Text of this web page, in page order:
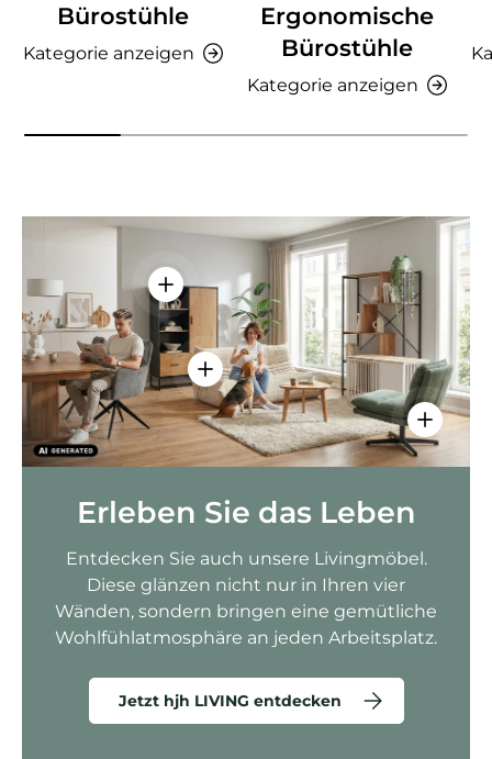
Bürostühle
Kategorie anzeigen
Ergonomische
Bürostühle
Kategorie anzeigen
Einzelheiten anzeigen - AMIO H -
Einzelheiten anzeigen - Sitzolo 2
Erleben Sie das Leben
Entdecken Sie auch unsere Livingmöbel.
Diese glänzen nicht nur in Ihren vier
Wänden, sondern bringen eine gemütliche
Wohlfühlatmosphäre an jeden Arbeitsplatz.
Jetzt hjh LIVING entdecken